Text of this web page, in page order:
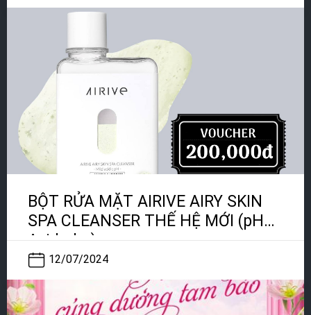
BỘT RỬA MẶT AIRIVE AIRY SKIN
SPA CLEANSER THẾ HỆ MỚI (pH
Axid nhẹ)
12/07/2024